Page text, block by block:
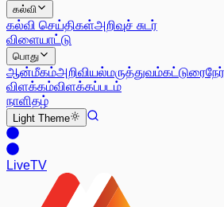
கல்வி
கல்வி செய்திகள்அறிவுச் சுடர்
விளையாட்டு
பொது
ஆன்மீகம்அறிவியல்மருத்துவம்கட்டுரை
விளக்கம்விளக்கப்படம்
நாளிதழ்
Light Theme
LiveTV